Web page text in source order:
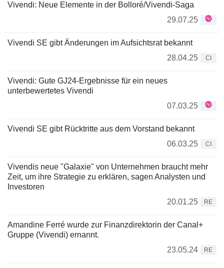
Vivendi: Neue Elemente in der Bolloré/Vivendi-Saga
29.07.25
Vivendi SE gibt Änderungen im Aufsichtsrat bekannt
28.04.25
CI
Vivendi: Gute GJ24-Ergebnisse für ein neues
unterbewertetes Vivendi
07.03.25
Vivendi SE gibt Rücktritte aus dem Vorstand bekannt
06.03.25
CI
Vivendis neue "Galaxie" von Unternehmen braucht mehr
Zeit, um ihre Strategie zu erklären, sagen Analysten und
Investoren
20.01.25
RE
Amandine Ferré wurde zur Finanzdirektorin der Canal+
Gruppe (Vivendi) ernannt.
23.05.24
RE